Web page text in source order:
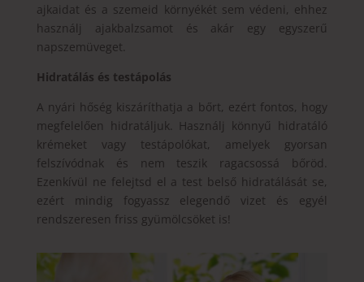
ajkaidat és a szemeid környékét sem védeni, ehhez
használj ajakbalzsamot és akár egy egyszerű
napszemüveget.
Hidratálás és testápolás
A nyári hőség kiszáríthatja a bőrt, ezért fontos, hogy
megfelelően hidratáljuk. Használj könnyű hidratáló
krémeket vagy testápolókat, amelyek gyorsan
felszívódnak és nem teszik ragacsossá bőröd.
Ezenkívül ne felejtsd el a test belső hidratálását se,
ezért mindig fogyassz elegendő vizet és egyél
rendszeresen friss gyümölcsöket is!